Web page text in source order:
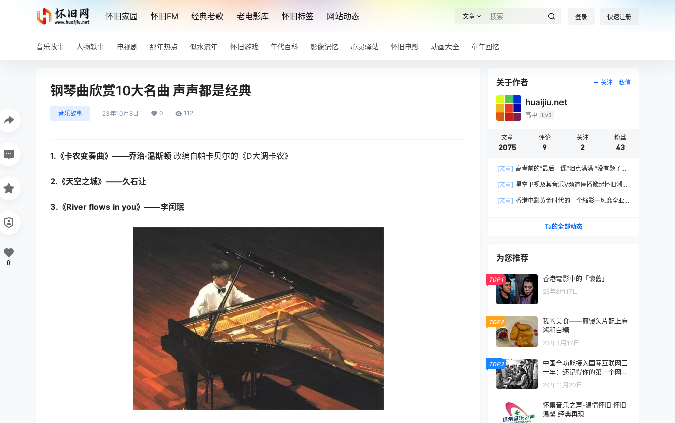
怀旧家园 怀旧FM 经典老歌 老电影库 怀旧标签 网站动态 文章 登录 快速注册
音乐故事 人物轶事 电视剧 那年热点 似水流年 怀旧游戏 年代百科 影像记忆 心灵驿站 怀旧电影 动画大全 童年回忆
钢琴曲欣赏10大名曲 声声都是经典
音乐故事 23年10月8日 0 112
1.《卡农变奏曲》——乔治·温斯顿 改编自帕卡贝尔的《D大调卡农》
2.《天空之城》——久石让
3.《River flows in you》——李闰珉
0
关于作者 关注 私信
huaijiu.net
高中 Lv3
文章
2075
评论
9
关注
2
粉丝
43
[文章] 高考前的“最后一课”泪点满满 “没有题了，
高考！
[文章] 星空卫视及其音乐V频道停播掀起怀旧潮，
[文章] 香港电影黄金时代的一个缩影—风靡全亚
Ta的全部动态
为您推荐
TOP1 香港電影中的「懷舊」
25年8月17日
TOP2
我的美食——煎馒头片配上麻
酱和白糖
23年4月17日
TOP3
中国全功能接入国际互联网三
十年：还记得你的第一个网名
吗？
24年11月20日
怀集音乐之声-温情怀旧 怀旧
温馨 经典再现